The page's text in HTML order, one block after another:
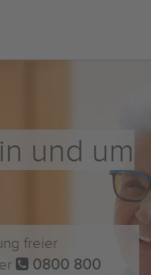
und um
freier
0800 800